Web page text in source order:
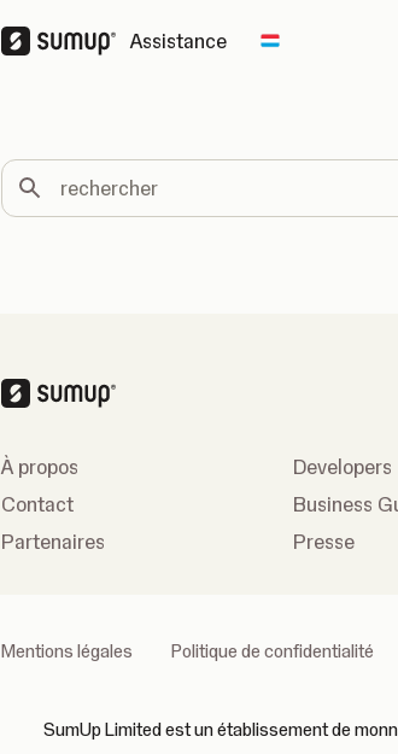
Assistance Change
rechercher
À propos
Contact
Partenaires
Developers
Business
Presse
Mentions légales Politique de confidentialité
SumUp Limited est un établissement de